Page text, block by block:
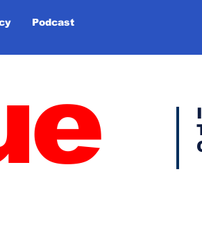
Podcast